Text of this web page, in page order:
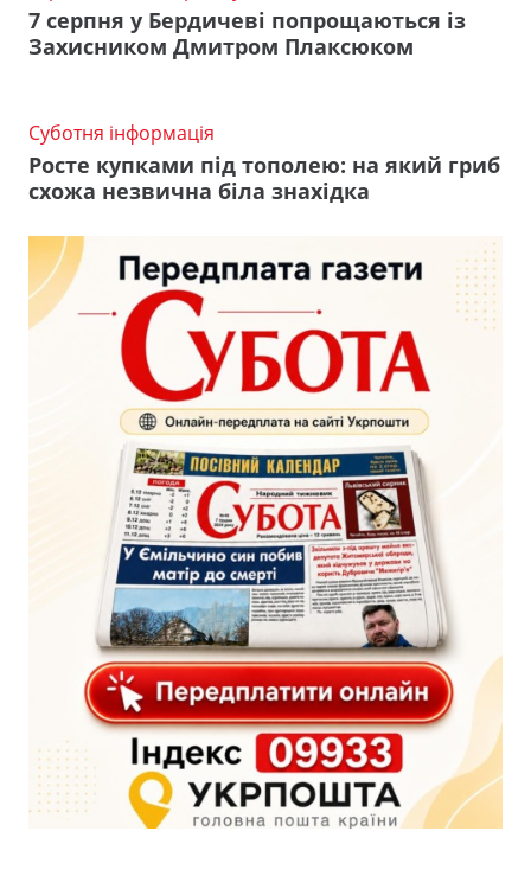
7 серпня у Бердичеві попрощаються із
Захисником Дмитром Плаксюком
Суботня інформація
Росте купками під тополею: на який гриб
схожа незвична біла знахідка